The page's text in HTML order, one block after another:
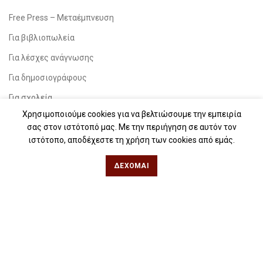
Free Press – Μεταέμπνευση
Για βιβλιοπωλεία
Για λέσχες ανάγνωσης
Για δημοσιογράφους
Για σχολεία
Για βιβλιοφιλικές ομάδες
Χρησιμοποιούμε cookies για να βελτιώσουμε την εμπειρία
σας στον ιστότοπό μας. Με την περιήγηση σε αυτόν τον
ιστότοπο, αποδέχεστε τη χρήση των cookies από εμάς.
ΔΈΧΟΜΑΙ